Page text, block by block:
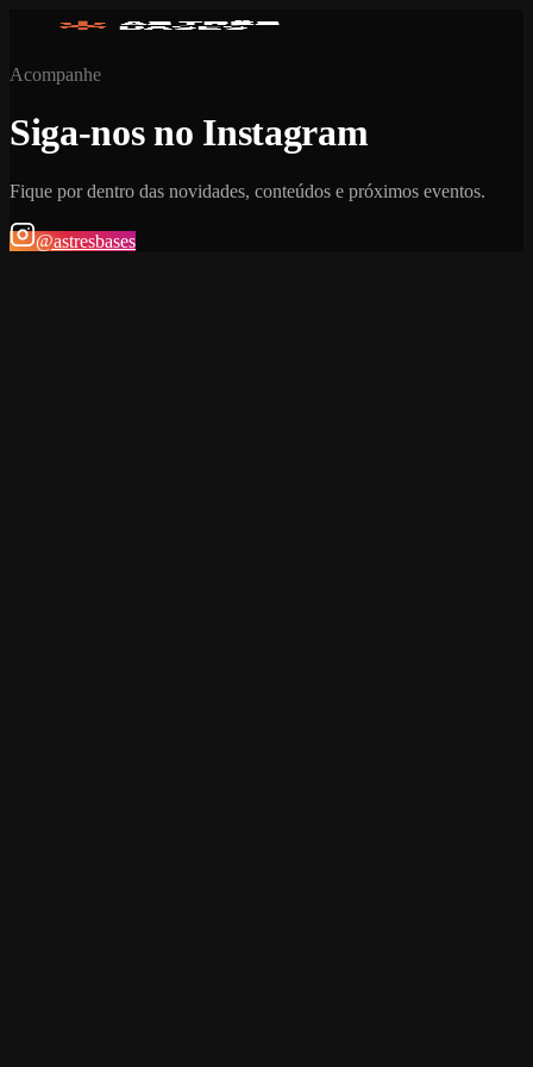
Acompanhe
Siga-nos no Instagram
Fique por dentro das novidades, conteúdos e próximos eventos.
@astresbases